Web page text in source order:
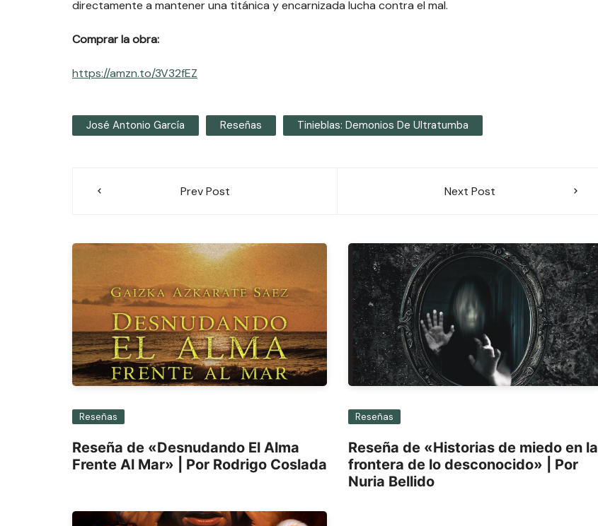
directamente a mantener una titánica y encarnizada lucha contra el mal.
Comprar la obra:
https://amzn.to/3V32fEZ
José Antonio García Reseñas Tinieblas: Demonios De Ultratumba
Prev Post Next Post
Reseñas
Reseña de «Desnudando El Alma
Frente Al Mar» | Por Rodrigo Coslada
Reseñas
Reseña de «Historias de miedo en la
frontera de lo desconocido» | Por
Nuria Bellido